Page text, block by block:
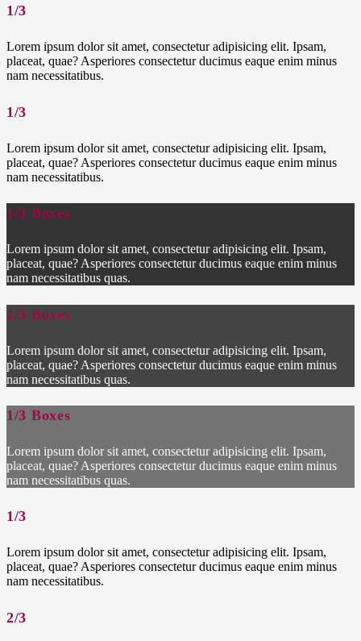
1/3
Lorem ipsum dolor sit amet, consectetur adipisicing elit. Ipsam,
placeat, quae? Asperiores consectetur ducimus eaque enim minus
nam necessitatibus.
1/3
Lorem ipsum dolor sit amet, consectetur adipisicing elit. Ipsam,
placeat, quae? Asperiores consectetur ducimus eaque enim minus
nam necessitatibus.
1/3 Boxes
Lorem ipsum dolor sit amet, consectetur adipisicing elit. Ipsam,
placeat, quae? Asperiores consectetur ducimus eaque enim minus
nam necessitatibus quas.
1/3 Boxes
Lorem ipsum dolor sit amet, consectetur adipisicing elit. Ipsam,
placeat, quae? Asperiores consectetur ducimus eaque enim minus
nam necessitatibus quas.
1/3 Boxes
Lorem ipsum dolor sit amet, consectetur adipisicing elit. Ipsam,
placeat, quae? Asperiores consectetur ducimus eaque enim minus
nam necessitatibus quas.
1/3
Lorem ipsum dolor sit amet, consectetur adipisicing elit. Ipsam,
placeat, quae? Asperiores consectetur ducimus eaque enim minus
nam necessitatibus.
2/3